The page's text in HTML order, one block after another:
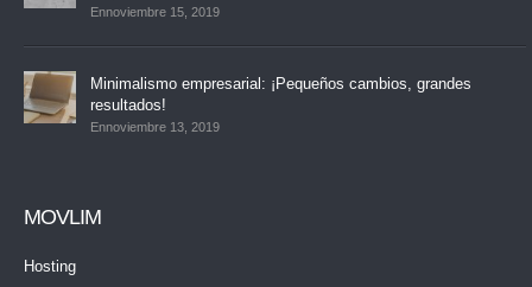
Ennoviembre 15, 2019
Minimalismo empresarial: ¡Pequeños cambios, grandes
resultados!
Ennoviembre 13, 2019
MOVLIM
Hosting